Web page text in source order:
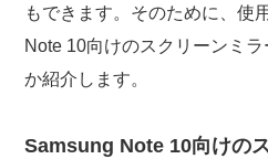
もできます。そのために、使
Note 10向けのスクリーンミ
か紹介します。
Samsung Note 10向けの